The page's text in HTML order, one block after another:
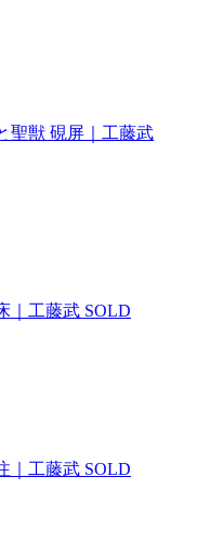
聖獣 硯屏｜工藤武
｜工藤武 SOLD
｜工藤武 SOLD